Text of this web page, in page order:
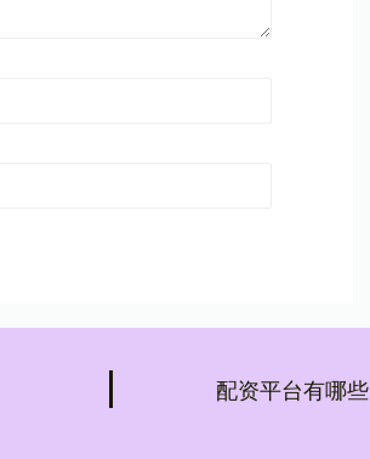
配资平台有哪些